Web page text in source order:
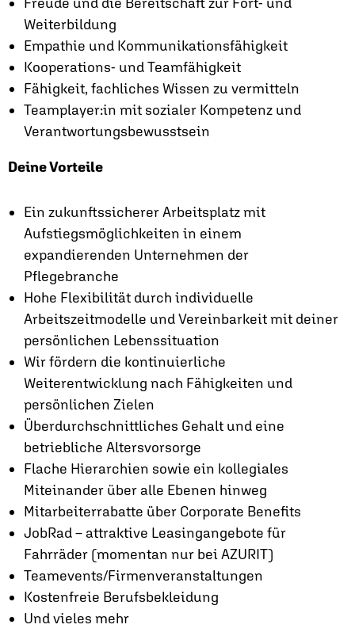
Weiterbildung
Empathie und Kommunikationsfähigkeit
Kooperations- und Teamfähigkeit
Fähigkeit, fachliches Wissen zu vermitteln
Teamplayer:in mit sozialer Kompetenz und
Verantwortungsbewusstsein
Deine Vorteile
Ein zukunftssicherer Arbeitsplatz mit
Aufstiegsmöglichkeiten in einem
expandierenden Unternehmen der
Pflegebranche
Hohe Flexibilität durch individuelle
Arbeitszeitmodelle und Vereinbarkeit mit deiner
persönlichen Lebenssituation
Wir fördern die kontinuierliche
Weiterentwicklung nach Fähigkeiten und
persönlichen Zielen
Überdurchschnittliches Gehalt und eine
betriebliche Altersvorsorge
Flache Hierarchien sowie ein kollegiales
Miteinander über alle Ebenen hinweg
Mitarbeiterrabatte über Corporate Benefits
JobRad – attraktive Leasingangebote für
Fahrräder (momentan nur bei AZURIT)
Teamevents/Firmenveranstaltungen
Kostenfreie Berufsbekleidung
Und vieles mehr